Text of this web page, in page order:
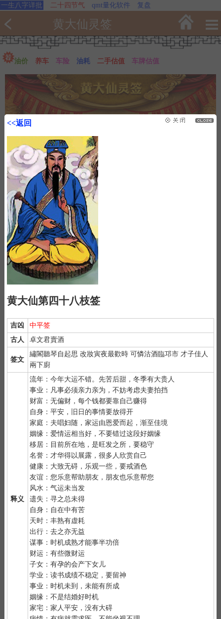
一生八字详批 二十四节气 qmt量化软件 复盘
黄大仙灵签
油价 养车 车险 油耗 二手估值 车牌估值
<<返回
黄大仙第四十八枝签
吉凶
中平签
古人
卓文君賣酒
签文
繡閣聽琴自起思 改妝寅夜最歡時 可憐沽酒臨邛市 才子佳人
兩下廚
释义
流年：今年大运不错。先苦后甜，冬季有大贵人
事业：凡事必须亲力亲为，不妨考虑夫妻拍挡
财富：无偏财，每个钱都要靠自己赚得
自身：平安，旧日的事情要放得开
家庭：夫唱妇随，家运由恩爱而起，渐至佳境
姻缘：爱情运相当好，不要错过这段好姻缘
移居：目前所在地，是旺发之所，要稳守
名誉：才华得以展露，很多人欣赏自己
健康：大致无碍，乐观一些，要戒酒色
友谊：您乐意帮助朋友，朋友也乐意帮您
风水：气运未当发
遗失：寻之总未得
自身：自在中有苦
天时：丰熟有虚耗
出行：去之亦无益
谋事：时机成熟才能事半功倍
财运：有些微财运
子女：有孕的会产下女儿
学业：读书成绩不稳定，要留神
事业：时机未到，未能有所成
姻缘：不是结婚好时机
家宅：家人平安，没有大碍
抽签前先净手后双手合十虔诚默念 "大仙大仙、指点迷津"。
默念自己姓名、出生时间、居住地址；再请求需要指点的事
情；最后点上面的签筒开始抽签！心诚则灵，否则掷到笑杯的机率
很高。
抽签的时间：中午十二点左右和晚上十一点前或者后，晚上十
一点是阴阳相接之时，最适宜抽签，抽签的信息也最准确；房事后
和打雷下大雨时不要抽签，因为此时信息不稳。
紫微详批 奇门遁甲